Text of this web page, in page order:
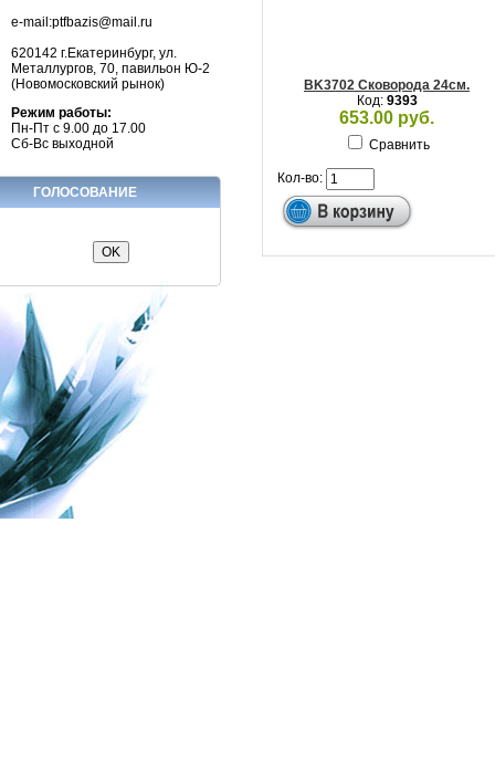
e-mail:ptfbazis@mail.ru
620142 г.Екатеринбург, ул.
Металлургов, 70, павильон Ю-2
(Новомосковский рынок)
Режим работы:
Пн-Пт с 9.00 до 17.00
Сб-Вс выходной
ГОЛОСОВАНИЕ
BK3702 Сковорода 24см.
Код: 9393
653.00 руб.
Сравнить
Кол-во: